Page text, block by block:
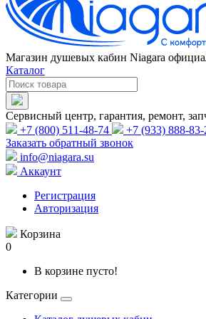
Магазин душевых кабин Niagara
Каталог
Сервисный центр, гарантия, ремонт,
+7 (800) 511-48-74
+7 (933) 888-83-
Заказать обратный звонок
info@niagara.su
Аккаунт
Регистрация
Авторизация
Корзина
0
В корзине пусто!
Категории